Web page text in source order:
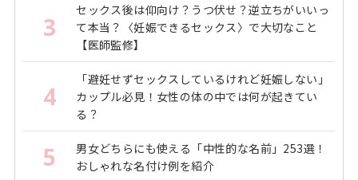
3
セックス後は仰向け？うつ伏せ？逆立ちがいいっ
て本当？〈妊娠できるセックス〉で大切なこと
【医師監修】
4
「避妊せずセックスしているけれど妊娠しない」
カップル必見！女性の体の中では何が起きてい
る？
5
男女どちらにも使える「中性的な名前」253選！
おしゃれな名付け例を紹介